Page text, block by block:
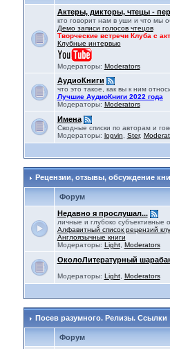
Актеры, дикторы, чтецы -
кто говорит нам в уши и что мы
Демо записи голосов чтецов
Творческие встречи Клуба с
Клубные интервью
Модераторы: Moderators
АудиоКниги
что это такое, как вы к ним
Лучшие АудиоКниги 2022 года
Модераторы: Moderators
Имена
Сводные списки по авторам и
Модераторы: logvin Ster,
Рецензии, отзывы, обсуждение
Форум
Недавно я прослушал...
личные и глубоко
Алфавитный список рецензий
Англоязычные книги
Модераторы: Light, Moderators
ОколоЛитературный
Модераторы: Light, Moderators
Посев разумного. Релизы. Ссылки
Форум